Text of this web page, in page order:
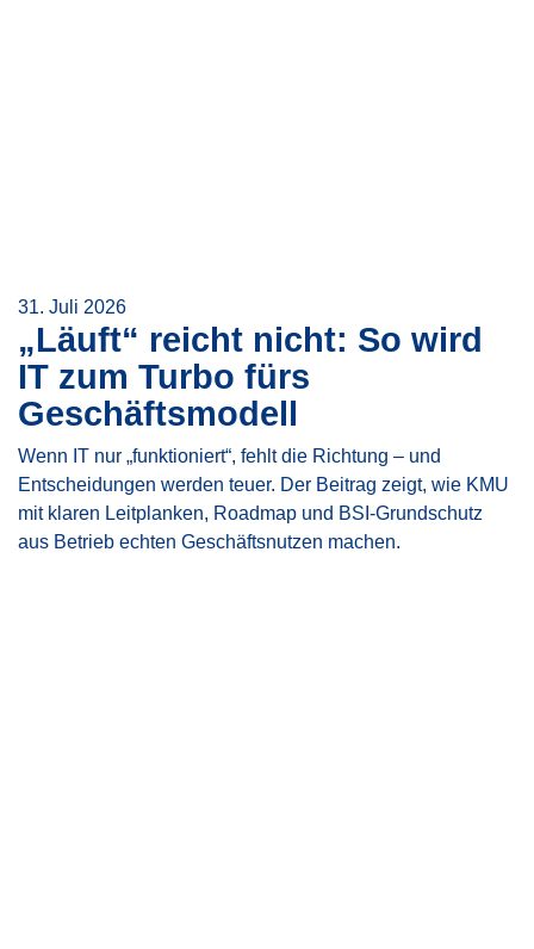
31. Juli 2026
„Läuft“ reicht nicht: So wird
IT zum Turbo fürs
Geschäftsmodell
Wenn IT nur „funktioniert“, fehlt die Richtung – und
Entscheidungen werden teuer. Der Beitrag zeigt, wie KMU
mit klaren Leitplanken, Roadmap und BSI-Grundschutz
aus Betrieb echten Geschäftsnutzen machen.